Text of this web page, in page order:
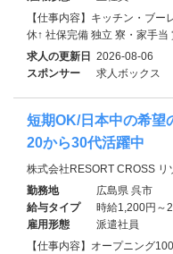
【仕事内容】キッチン・ブ
休↑ 社保完備 独立 寮・家⼿当
求人の更新日 2026-08-06
スポンサー
求人ボックス
短期OK/日本中の希望
20から30代活躍中
株式会社RESORT CROSS リ
勤務地
広島県 呉市
給与タイプ
時給1,200円～
雇用形態
派遣社員
【仕事内容】オープニング